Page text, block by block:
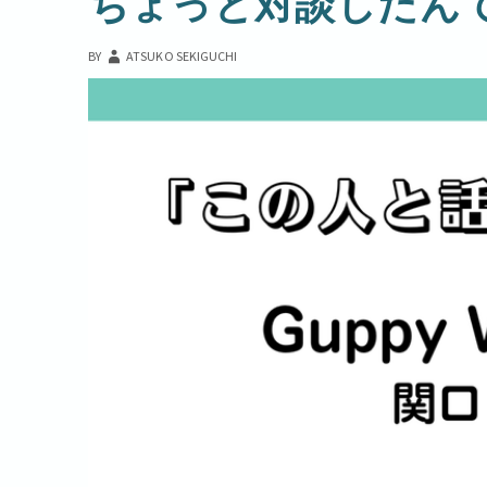
BY ATSUKO SEKIGUCHI